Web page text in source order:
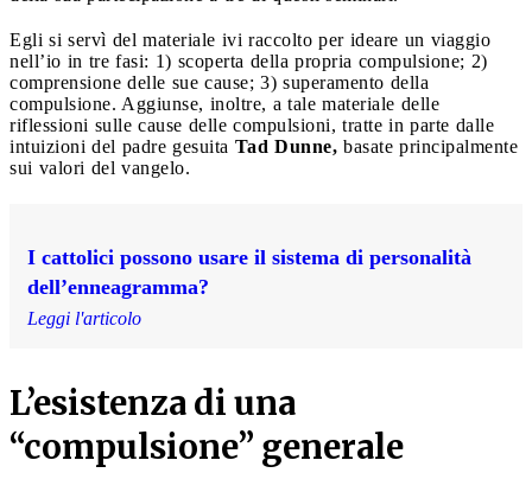
Egli si servì del materiale ivi raccolto per ideare un viaggio
nell’io in tre fasi: 1) scoperta della propria compulsione; 2)
comprensione delle sue cause; 3) superamento della
compulsione. Aggiunse, inoltre, a tale materiale delle
riflessioni sulle cause delle compulsioni, tratte in parte dalle
intuizioni del padre gesuita Tad Dunne, basate principalmente
sui valori del vangelo.
I cattolici possono usare il sistema di personalità
dell’enneagramma?
Leggi l'articolo
L’esistenza di una
“compulsione” generale